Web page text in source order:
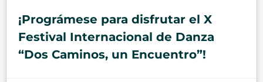
¡Prográmese para disfrutar el X
Festival Internacional de Danza
“Dos Caminos, un Encuentro”!